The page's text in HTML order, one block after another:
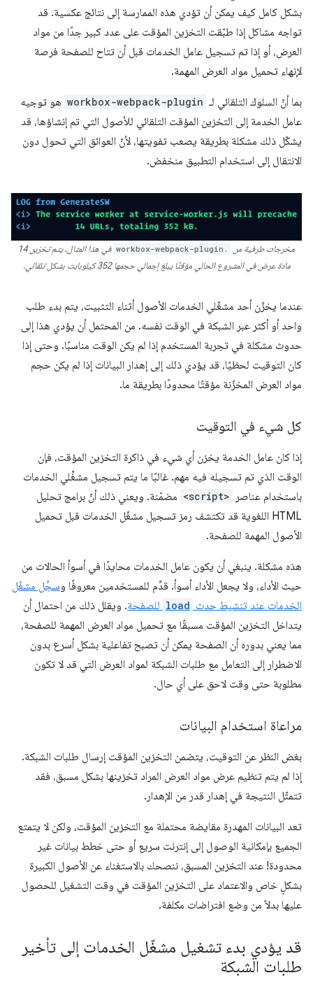
بشكل كامل كيف يمكن أن تؤدي هذه الممارسة إلى نتائج عكسية. قد
تواجه مشاكل إذا طبّقت التخزين المؤقت على عدد كبير جدًا من مواد
العرض، أو إذا تم تسجيل عامل الخدمات قبل أن تتاح للصفحة فرصة
لإنهاء تحميل مواد العرض المهمة.
بما أنّ السلوك التلقائي لـ workbox-webpack-plugin هو توجيه
عامل الخدمة إلى التخزين المؤقت التلقائي للأصول التي تم إنشاؤها، قد
يشكّل ذلك مشكلة بطريقة يصعب تفويتها، لأنّ العوائق التي تحول دون
الانتقال إلى استخدام التطبيق منخفض.
مخرجات طرفية من workbox-webpack-plugin.
في هذا المثال، يتم تخزين 14
مادة عرض في المشروع الحالي مؤقتًا يبلغ إجمالي حجمها 352 كيلوبايت بشكل تلقائي.
عندما يخزّن أحد مشغّلي الخدمات الأصول أثناء التثبيت، يتم بدء طلب
واحد أو أكثر عبر الشبكة في الوقت نفسه. من المحتمل أن يؤدي هذا إلى
حدوث مشكلة في تجربة المستخدم إذا لم يكن الوقت مناسبًا. وحتى إذا
كان التوقيت لحظيًا، قد يؤدي ذلك إلى إهدار البيانات إذا لم يكن حجم
مواد العرض المخزّنة مؤقتًا محدودًا بطريقة ما.
كل شيء في التوقيت
إذا كان عامل الخدمة يخزن أي شيء في ذاكرة التخزين المؤقت، فإن
الوقت الذي تم تسجيله فيه مهم. غالبًا ما يتم تسجيل مشغِّلي الخدمات
باستخدام عناصر
<script> مضمّنة. ويعني ذلك أنّ برامج تحليل
HTML اللغوية قد تكتشف رمز تسجيل مشغّل الخدمات قبل تحميل
الأصول المهمة للصفحة.
هذه مشكلة. ينبغي أن يكون عامل الخدمات محايدًا في أسوأ الحالات من
حيث الأداء، ولا يجعل الأداء أسوأ. قدِّم للمستخدمين معروفًا وسجِّل مشغّل
الخدمات عند تنشيط حدث load للصفحة. ويقلل ذلك من احتمال أن
يتداخل التخزين المؤقت مسبقًا مع تحميل مواد العرض المهمة للصفحة،
مما يعني بدوره أن الصفحة يمكن أن تصبح تفاعلية بشكل أسرع بدون
الاضطرار إلى التعامل مع طلبات الشبكة لمواد العرض التي قد لا تكون
مطلوبة حتى وقت لاحق على أي حال.
مراعاة استخدام البيانات
بغض النظر عن التوقيت، يتضمن التخزين المؤقت إرسال طلبات الشبكة.
إذا لم يتم تنظيم عرض مواد العرض المراد تخزينها بشكل مسبق، فقد
تتمثّل النتيجة في إهدار قدر من الإهدار.
تعد البيانات المهدرة مقايضة محتملة مع التخزين المؤقت، ولكن لا يتمتع
الجميع بإمكانية الوصول إلى إنترنت سريع أو حتى خطط بيانات غير
محدودة! عند التخزين المسبق، ننصحك بالاستغناء عن الأصول الكبيرة
بشكلٍ خاص والاعتماد على التخزين المؤقت في وقت التشغيل للحصول
عليها بدلاً من وضع افتراضات مكلفة.
قد يؤدي بدء تشغيل مشغّل الخدمات إلى تأخير
طلبات الشبكة